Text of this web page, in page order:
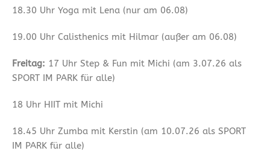
18.30 Uhr Yoga mit Lena (nur am 06.08)
19.00 Uhr Calisthenics mit Hilmar (außer am 06.08)
Freitag: 17 Uhr Step & Fun mit Michi (am 3.07.26 als
SPORT IM PARK für alle)
18 Uhr HIIT mit Michi
18.45 Uhr Zumba mit Kerstin (am 10.07.26 als SPORT
IM PARK für alle)